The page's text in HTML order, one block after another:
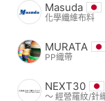
Masuda
化學纖維布料
MURATA
PP織帶
NEXT30
〜 經營羅紋/針